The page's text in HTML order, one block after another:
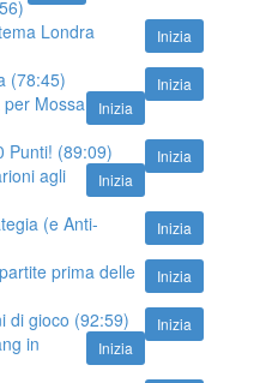
Inizia
Londra
Inizia
(78:45)
Inizia
Mossa
Inizia
Punti! (89:09)
Inizia
agli
Inizia
(e Anti-
Inizia
prima delle
Inizia
di gioco (92:59)
Inizia
in